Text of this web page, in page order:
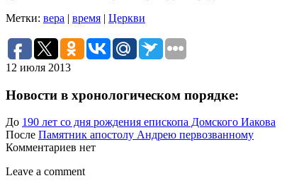
Метки: вера | время | Церкви
12 июля 2013
Новости в хронологическом порядке:
До 190 лет со дня рождения епископа Домского Иакова
После Памятник апостолу Андрею первозванному
Комментариев нет
Leave a comment